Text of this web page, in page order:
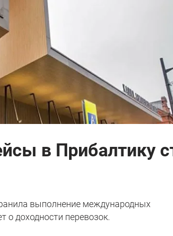
в Прибалтику
выполнение международных
о доходности перевозок.